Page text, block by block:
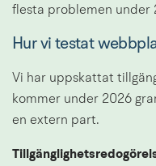
flesta problemen under
Hur vi testat
Vi har uppskattat
kommer under 2026
en extern part.